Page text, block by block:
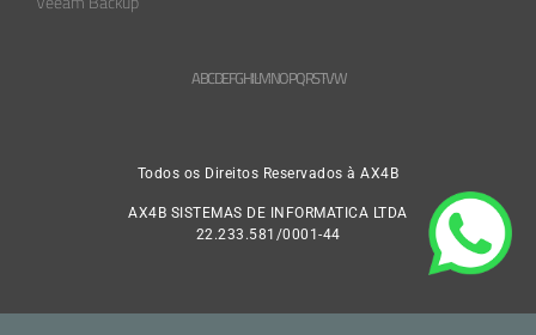
ABCDEFGHLMNOPQRSTVW
Todos os Direitos Reservados à AX4B
AX4B SISTEMAS DE INFORMATICA LTDA
22.233.581/0001-44